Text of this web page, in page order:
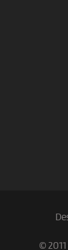
©